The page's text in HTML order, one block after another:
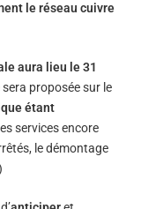
le réseau cuivre
aura lieu le 31
proposée sur le
étant
services encore
le démontage